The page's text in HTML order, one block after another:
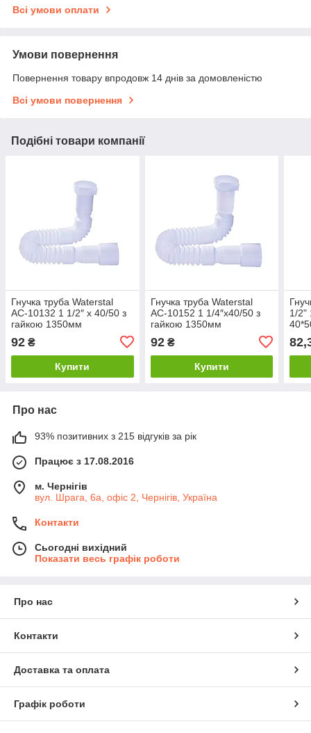
Всі умови оплати
Умови повернення
Повернення товару впродовж 14 днів за домовленістю
Всі умови повернення
Подібні товари компанії
Гнучка труба Waterstal
АС-10132 1 1/2″ х 40/50 з
гайкою 1350мм
92 ₴
Купити
Гнучка труба Waterstal
АС-10152 1 1/4″х40/50 з
гайкою 1350мм
92₴
Купити
1/2"
Про нас
93% позитивних з 215 відгуків за рік
Працює з 17.08.2016
м. Чернігів
вул. Шрага, 6а, офіс 2, Чернігів, Україна
Контакти
Сьогодні вихідний
Показати весь графік роботи
Про нас
Контакти
Доставка та оплата
Графік роботи